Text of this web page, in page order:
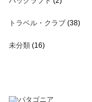
トラベル・クラブ (38)
未分類 (16)